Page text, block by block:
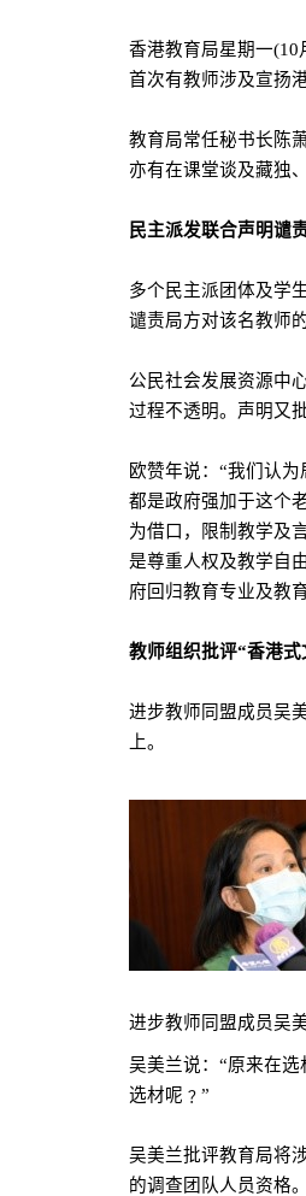
香港教育局星期一(10
首次有教师涉及宣扬
教育局常任秘书长陈
亦有在课堂谈及藏独
民主派发联合声明谴
多个民主派团体及学
谴责局方对该名教师
公民社会发展资源中
过程不透明。声明又
欧赞年说：“我们认
都是政府强加于这个
为借口，限制教学及
是尊重人权及教学自
府回归教育专业及教
教师组织批评“香港式
进步教师同盟成员吴
上。
进步教师同盟成员吴
吴美兰说：“原来在
选材呢﹖”
吴美兰批评教育局将
的调查团队人员资格。